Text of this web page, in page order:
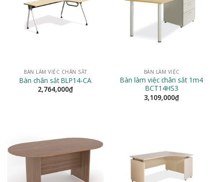
BÀN LÀM VIỆC CHÂN SẮT
Bàn chân sắt BLP14-CA
2,764,000₫
BÀN LÀM VIỆC
Bàn làm việc chân sắt 1m4
BCT14HS3
3,109,000₫